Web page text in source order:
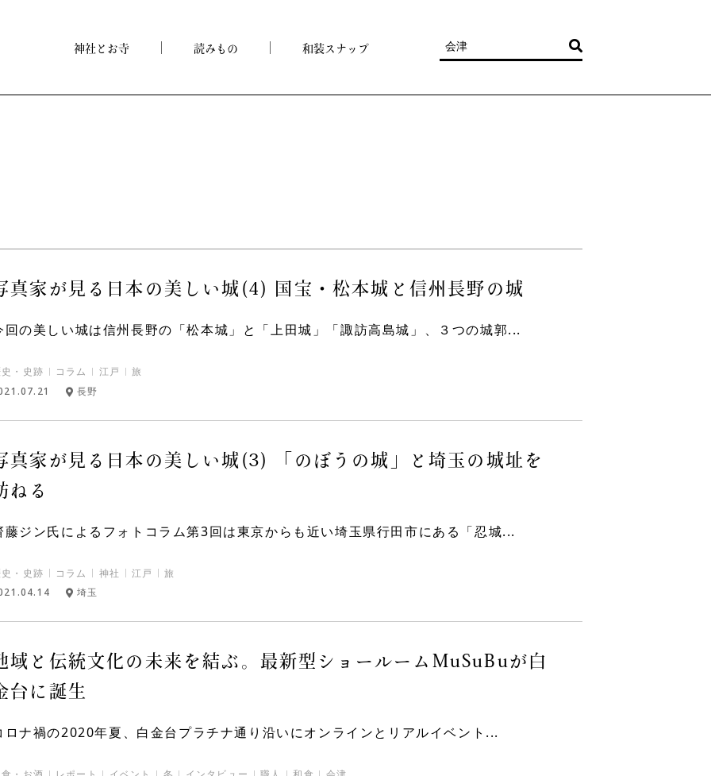
神社とお寺 読みもの 和装スナップ
真家が見る日本の美しい城(4) 国宝・松本城と信州長野の城
回の美しい城は信州長野の「松本城」と「上田城」「諏訪高島城」、３つの城郭...
・史跡 コラム 江戸 旅
長野
真家が見る日本の美しい城(3) 「のぼうの城」と埼玉の城址を
ねる
藤ジン氏によるフォトコラム第3回は東京からも近い埼玉県行田市にある「忍城...
・史跡 コラム 神社 江戸 旅
埼玉
域と伝統文化の未来を結ぶ。最新型ショールームMuSuBuが白
台に誕生
ロナ禍の2020年夏、白金台プラチナ通り沿いにオンラインとリアルイベント...